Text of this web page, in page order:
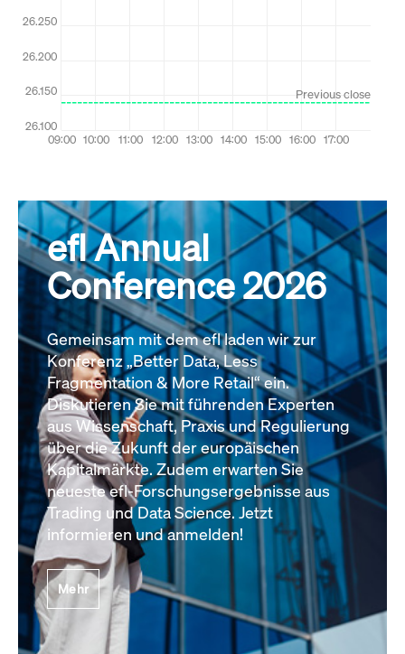
efl Annual
Conference 2026
Gemeinsam mit dem efl laden wir zur
Konferenz „Better Data, Less
Fragmentation & More Retail“ ein.
Diskutieren Sie mit führenden Experten
aus Wissenschaft, Praxis und Regulierung
über die Zukunft der europäischen
Kapitalmärkte. Zudem erwarten Sie
neueste efl-Forschungsergebnisse aus
Trading und Data Science. Jetzt
informieren und anmelden!
Mehr